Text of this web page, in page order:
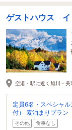
ゲストハウス イ
空港・駅に近く旭川・
定員6名・スペシャ
付） 素泊まりプラン
その他 食事なし